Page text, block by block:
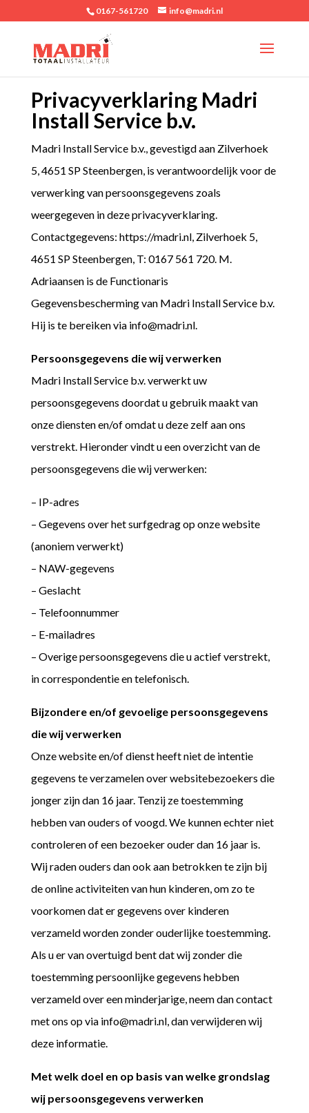
0167-561720 info@madri.nl
Privacyverklaring Madri
Install Service b.v.
Madri Install Service b.v., gevestigd aan Zilverhoek
5, 4651 SP Steenbergen, is verantwoordelijk voor de
verwerking van persoonsgegevens zoals
weergegeven in deze privacyverklaring.
Contactgegevens: https://madri.nl, Zilverhoek 5,
4651 SP Steenbergen, T: 0167 561 720. M.
Adriaansen is de Functionaris
Gegevensbescherming van Madri Install Service b.v.
Hij is te bereiken via info@madri.nl.
Persoonsgegevens die wij verwerken
Madri Install Service b.v. verwerkt uw
persoonsgegevens doordat u gebruik maakt van
onze diensten en/of omdat u deze zelf aan ons
verstrekt. Hieronder vindt u een overzicht van de
persoonsgegevens die wij verwerken:
– IP-adres
– Gegevens over het surfgedrag op onze website
(anoniem verwerkt)
– NAW-gegevens
– Geslacht
– Telefoonnummer
– E-mailadres
– Overige persoonsgegevens die u actief verstrekt,
in correspondentie en telefonisch.
Bijzondere en/of gevoelige persoonsgegevens
die wij verwerken
Onze website en/of dienst heeft niet de intentie
gegevens te verzamelen over websitebezoekers die
jonger zijn dan 16 jaar. Tenzij ze toestemming
hebben van ouders of voogd. We kunnen echter niet
controleren of een bezoeker ouder dan 16 jaar is.
Wij raden ouders dan ook aan betrokken te zijn bij
de online activiteiten van hun kinderen, om zo te
voorkomen dat er gegevens over kinderen
verzameld worden zonder ouderlijke toestemming.
Als u er van overtuigd bent dat wij zonder die
toestemming persoonlijke gegevens hebben
verzameld over een minderjarige, neem dan contact
met ons op via info@madri.nl, dan verwijderen wij
deze informatie.
Met welk doel en op basis van welke grondslag
wij persoonsgegevens verwerken